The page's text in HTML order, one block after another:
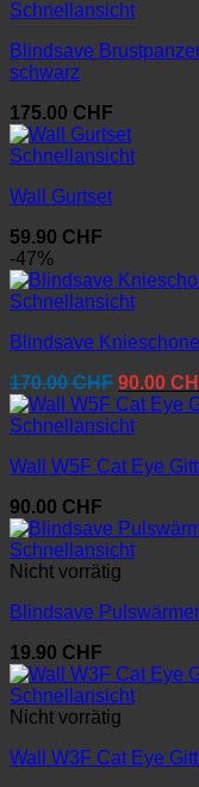
Schnellansicht
Blindsave
schwarz
175.00 CHF
Schnellansicht
Wall Gurtset
59.90 CHF
-47%
Schnellansicht
Blindsave
170.00CHF
Preis
war:
90.00
Schnellansicht
Wall W5F Cat Eye
90.00 CHF
Schnellansicht
Nicht vorrätig
Blindsave
19.90 CHF
Schnellansicht
Nicht vorrätig
Wall W3F Cat Eye